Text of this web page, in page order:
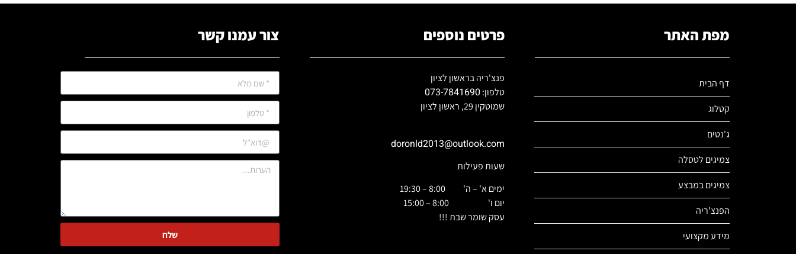
מפת האתר
דף הבית
קטלוג
ג'נטים
צמיגים לטסלה
צמיגים במבצע
הפנצ'ריה
מידע מקצועי
פרטים נוספים
פנצ'ריה בראשון לציון
טלפון:073-7841690
שמוטקין 29, ראשון לציון
doronld2013@outlook.com
שעות פעילות
ימים א' – ה' 8:00 – 19:30
יום ו' 8:00 – 15:00
עסק שומר שבת !!!
צור עמנו קשר
שלח